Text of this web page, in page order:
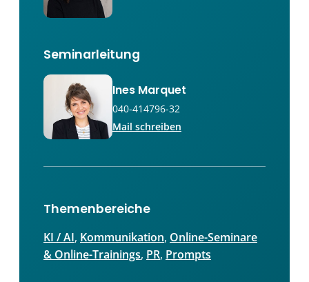
Seminarleitung
Ines Marquet
040-414796-32
Mail schreiben
Themenbereiche
KI / AI, Kommunikation, Online-Seminare
& Online-Trainings, PR, Prompts